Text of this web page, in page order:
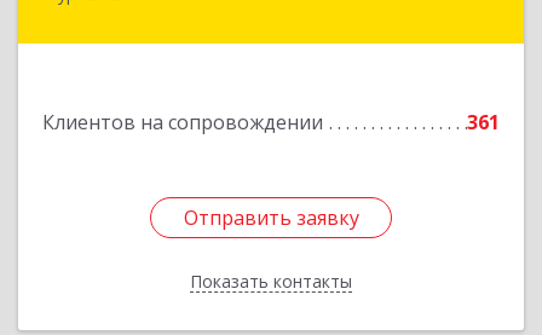
Клиентов на сопровождении 361
Отправить заявку
Показать контакты
Отправить заявку
Назад